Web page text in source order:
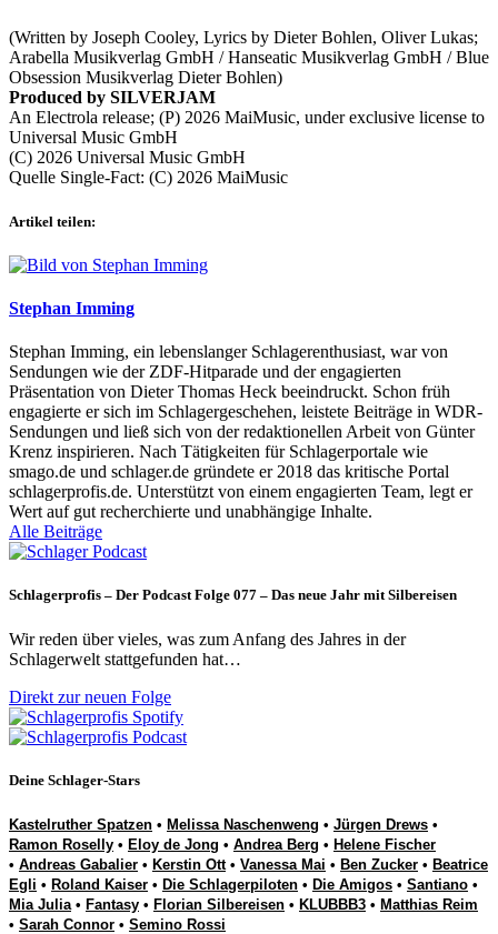
(Written by Joseph Cooley, Lyrics by Dieter Bohlen, Oliver Lukas;
Arabella Musikverlag GmbH / Hanseatic Musikverlag GmbH / Blue
Obsession Musikverlag Dieter Bohlen)
Produced by SILVERJAM
An Electrola release; (P) 2026 MaiMusic, under exclusive license to
Universal Music GmbH
(C) 2026 Universal Music GmbH
Quelle Single-Fact: (C) 2026 MaiMusic
Artikel teilen:
Stephan Imming
Stephan Imming, ein lebenslanger Schlagerenthusiast, war von
Sendungen wie der ZDF-Hitparade und der engagierten
Präsentation von Dieter Thomas Heck beeindruckt. Schon früh
engagierte er sich im Schlagergeschehen, leistete Beiträge in WDR-
Sendungen und ließ sich von der redaktionellen Arbeit von Günter
Krenz inspirieren. Nach Tätigkeiten für Schlagerportale wie
smago.de und schlager.de gründete er 2018 das kritische Portal
schlagerprofis.de. Unterstützt von einem engagierten Team, legt er
Wert auf gut recherchierte und unabhängige Inhalte.
Alle Beiträge
Schlagerprofis – Der Podcast Folge 077 – Das neue Jahr mit Silbereisen
Wir reden über vieles, was zum Anfang des Jahres in der
Schlagerwelt stattgefunden hat…
Direkt zur neuen Folge
Deine Schlager-Stars
Kastelruther Spatzen • Melissa Naschenweng • Jürgen Drews •
Ramon Roselly • Eloy de Jong • Andrea Berg • Helene Fischer
• Andreas Gabalier • Kerstin Ott• Vanessa Mai • Ben Zucker • Beatrice
Egli • Roland Kaiser • Die Schlagerpiloten • Die Amigos • Santiano •
Mia Julia• Fantasy • Florian Silbereisen • KLUBBB3 • Matthias Reim
• Sarah Connor • Semino Rossi